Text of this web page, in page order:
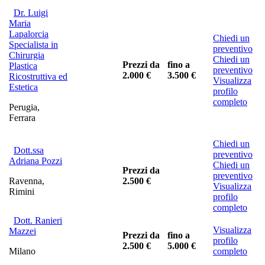
Dr. Luigi
Maria
Lapalorcia
Specialista in
Chirurgia
Plastica
Ricostruttiva ed
Estetica
Perugia,
Ferrara
Prezzi da
2.000 €
fino a
3.500 €
Chiedi un
preventivo
Chiedi un
preventivo
Visualizza
profilo
completo
Dott.ssa
Adriana Pozzi
Ravenna,
Rimini
Prezzi da
2.500 €
Chiedi un
preventivo
Chiedi un
preventivo
Visualizza
profilo
completo
Dott. Ranieri
Mazzei
Milano
Prezzi da
2.500 €
fino a
5.000 €
Visualizza
profilo
completo